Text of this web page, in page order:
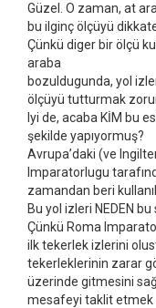
Güzel. O zaman, at
bu ilginç ölçüyü
Çünkü diger bir ölçü
araba
bozuldugunda, yol
ölçüyü tutturmak
Iyi de, acaba KİM bu
şekilde yapıyormuş?
Avrupa’daki (ve
Imparatorlugu
zamandan beri
Bu yol izleri NEDEN
Çünkü Roma
ilk tekerlek izlerini
tekerleklerinin zarar
üzerinde gitmesini
mesafeyi taklit etmek